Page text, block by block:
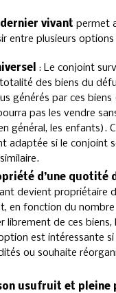
vivant permet
entre plusieurs options
: Le conjoint
totalité des biens du
générés par ces
pas les vendre
général, les enfants).
adaptée si le conjoint
d’une quotité
devient propriétaire
en fonction du nombre
librement de ces biens,
est intéressante
ou souhaite
usufruit et pleine